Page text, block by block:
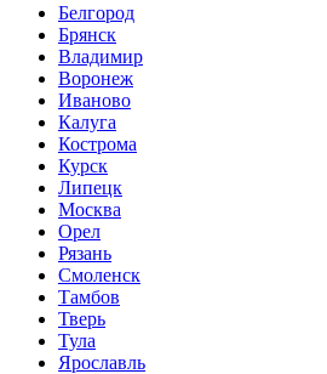
Белгород
Брянск
Владимир
Воронеж
Иваново
Калуга
Кострома
Курск
Липецк
Москва
Орел
Рязань
Смоленск
Тамбов
Тверь
Тула
Ярославль